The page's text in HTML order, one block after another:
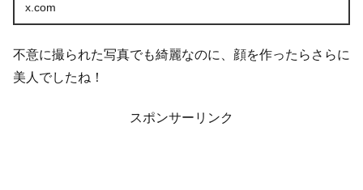
x.com
不意に撮られた写真でも綺麗なのに、顔を作ったらさらに
美人でしたね！
スポンサーリンク